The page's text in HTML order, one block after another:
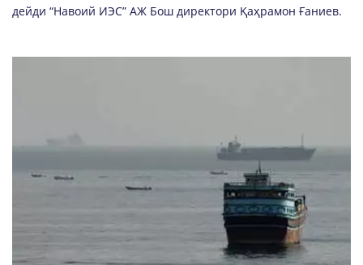
дейди “Навоий ИЭС” АЖ Бош директори Қаҳрамон Ғаниев.